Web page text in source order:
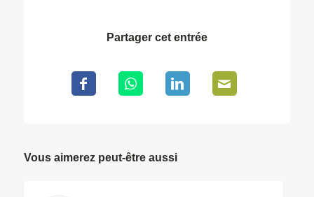
Partager cet entrée
Vous aimerez peut-être aussi